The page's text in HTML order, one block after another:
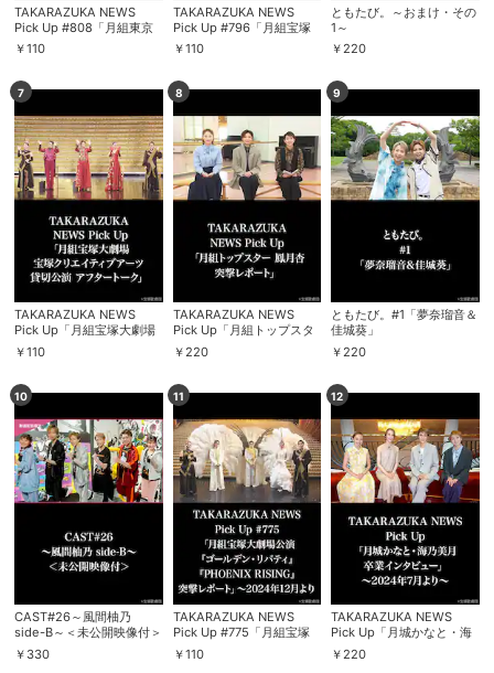
TAKARAZUKA NEWS
Pick Up #808「月組東京
国際フォーラム公演『侍タ
イムスリッパー』突撃レポ
￥110
TAKARAZUKA NEWS
Pick Up #796「月組宝塚
大劇場公演『GUYS AND
DOLLS』突撃レポート」
￥110
ともたび。～おまけ・その
1～
￥220
7
TAKARAZUKA NEWS
Pick Up「月組宝塚大劇場
宝塚クリエイティブアーツ
貸切公演 アフタートー
￥110
8
TAKARAZUKA NEWS
Pick Up「月組トップスタ
ー 鳳月杏 突撃レポート」
￥ 220
9
ともたび。#1「夢奈瑠音＆
佳城葵」
￥ 220
10
CAST#26～風間柚乃
side-B～＜未公開映像付＞
￥ 330
11
TAKARAZUKA NEWS
Pick Up #775「月組宝塚
大劇場公演『ゴールデン・
リバティ』『PHOENIX
￥110
12
TAKARAZUKA NEWS
Pick Up「月城かなと・海
乃美月 卒業インタビュ
ー」～2024年7月より～
￥220